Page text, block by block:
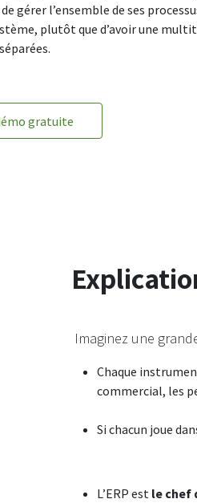
gérer l’ensemble de ses
plutôt que d’avoir une
gratuite
Imaginez une
Chaque
commercial, les
Si chacun joue
L’ERP est le chef